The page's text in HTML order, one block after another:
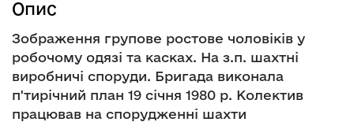
Опис
Зображення групове ростове чоловіків у
робочому одязі та касках. На з.п. шахтні
виробничі споруди. Бригада виконала
п'тирічний план 19 січня 1980 р. Колектив
працював на спорудженні шахти